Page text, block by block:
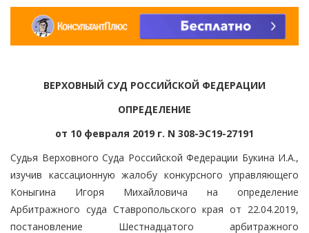
ВЕРХОВНЫЙ СУД РОССИЙСКОЙ ФЕДЕРАЦИИ
ОПРЕДЕЛЕНИЕ
от 10 февраля 2019 г. N 308-ЭС19-27191
Судья Верховного Суда Российской Федерации Букина И.А.,
изучив кассационную жалобу конкурсного управляющего
Коныгина Игоря Михайловича на определение
Арбитражного суда Ставропольского края от 22.04.2019,
постановление Шестнадцатого арбитражного